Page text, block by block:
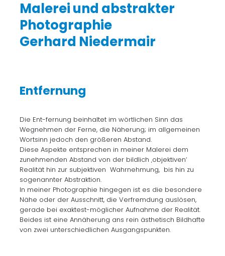
Malerei und abstrakter
Photographie
Gerhard Niedermair
Entfernung
Die Ent-fernung beinhaltet im wörtlichen Sinn das
Wegnehmen der Ferne, die Näherung; im allgemeinen
Wortsinn jedoch den größeren Abstand.
Diese Aspekte entsprechen in meiner Malerei dem
zunehmenden Abstand von der bildlich ‚objektiven‘
Realität hin zur subjektiven Wahrnehmung, bis hin zu
sogenannter Abstraktion.
In meiner Photographie hingegen ist es die besondere
Nähe oder der Ausschnitt, die Verfremdung auslösen,
gerade bei exaktest-möglicher Aufnahme der Realität.
Beides ist eine Annäherung ans rein ästhetisch Bildhafte
von zwei unterschiedlichen Ausgangspunkten.